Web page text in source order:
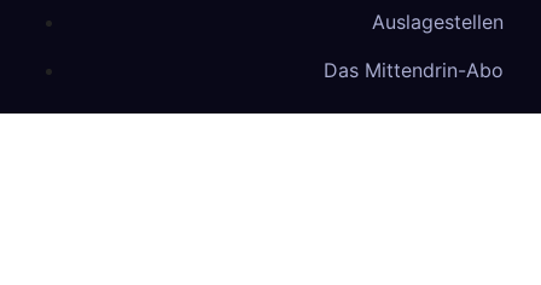
Auslagestellen
Das Mittendrin-Abo